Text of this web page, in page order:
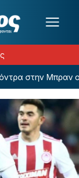
στην Μπραν ο